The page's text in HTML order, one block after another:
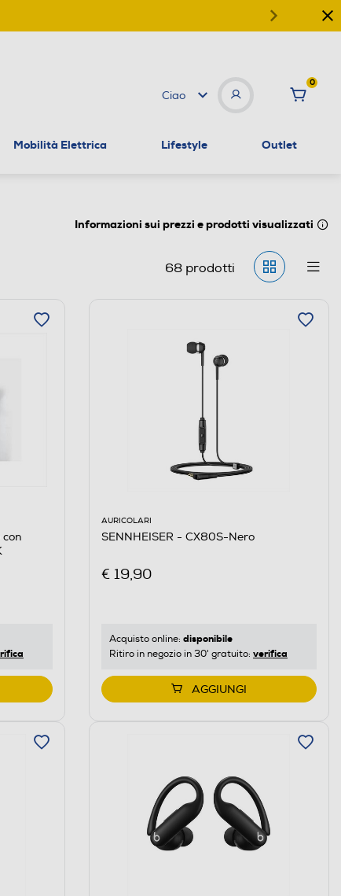
Ciao
0
Mobilità Elettrica Lifestyle Outlet
Informazioni sui prezzi e prodotti visualizzati
68prodotti
con
AURICOLARI
SENNHEISER - CX80S-Nero
€ 19,90
Acquisto online: disponibile
Ritiro in negozio in 30' gratuito: verifica
AGGIUNGI